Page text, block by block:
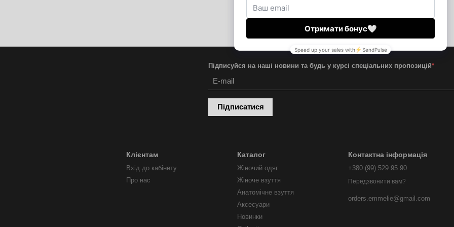
Підписуйся на наші новини та будь у курсі спеціальних пропозицій*
Підписатися
Клієнтам
Вхід до кабінету
Про нас
Каталог
Жіночий одяг
Жіноче взуття
Анатомічне взуття
Аксесуари
Новинки
Контактна інформація
+380 (99) 529 95 90
Передзвонити вам?
orders.emmelie@gmail.com